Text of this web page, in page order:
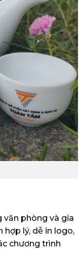
văn phòng và gia
lý, dễ in logo,
chương trình